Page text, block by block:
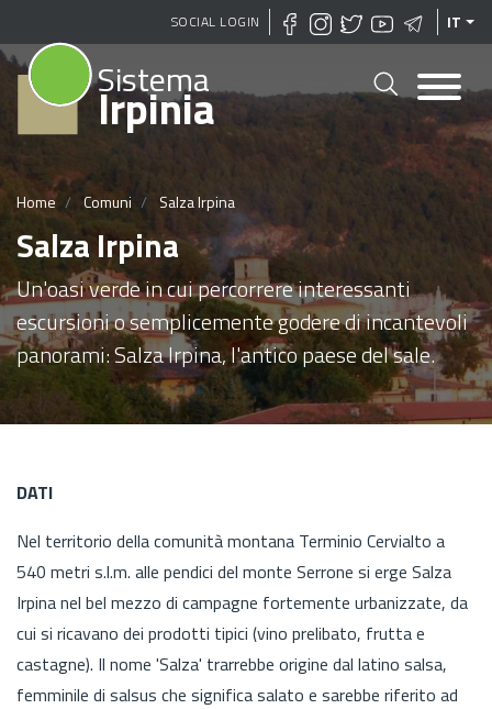
Salta
al
principale
SOCIAL LOGIN IT
Sistema
Irpinia
Home Comuni Salza Irpina
Salza Irpina
Un'oasi verde in cui percorrere interessanti
escursioni o semplicemente godere di incantevoli
panorami: Salza Irpina, l'antico paese del sale.
DATI
Nel territorio della comunità montana Terminio Cervialto a
540 metri s.l.m. alle pendici del monte Serrone si erge Salza
Irpina nel bel mezzo di campagne fortemente urbanizzate, da
cui si ricavano dei prodotti tipici (vino prelibato, frutta e
castagne). Il nome 'Salza' trarrebbe origine dal latino salsa,
femminile di salsus che significa salato e sarebbe riferito ad